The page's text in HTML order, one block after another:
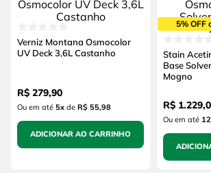
Verniz Montana Osmocolor
UV Deck 3,6L Castanho
R$ 279,90
Ou em até 5xde R$ 55,98
ADICIONAR AO CARRINHO
5% OFF
Stain
Base
Mogno
R$ 1.229,
Ou em até 12